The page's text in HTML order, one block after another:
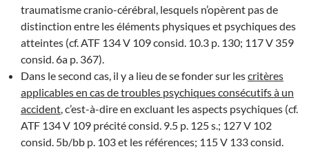
traumatisme cranio-cérébral, lesquels n’opèrent pas de
distinction entre les éléments physiques et psychiques des
atteintes (cf. ATF 134 V 109 consid. 10.3 p. 130; 117 V 359
consid. 6a p. 367).
Dans le second cas, il y a lieu de se fonder sur lescritères
applicables en cas de troubles psychiques consécutifs à un
accident , c’est-à-dire en excluant les aspects psychiques (cf.
ATF 134 V 109 précité consid. 9.5 p. 125 s.; 127 V 102
consid. 5b/bb p. 103 et les références; 115 V 133 consid.